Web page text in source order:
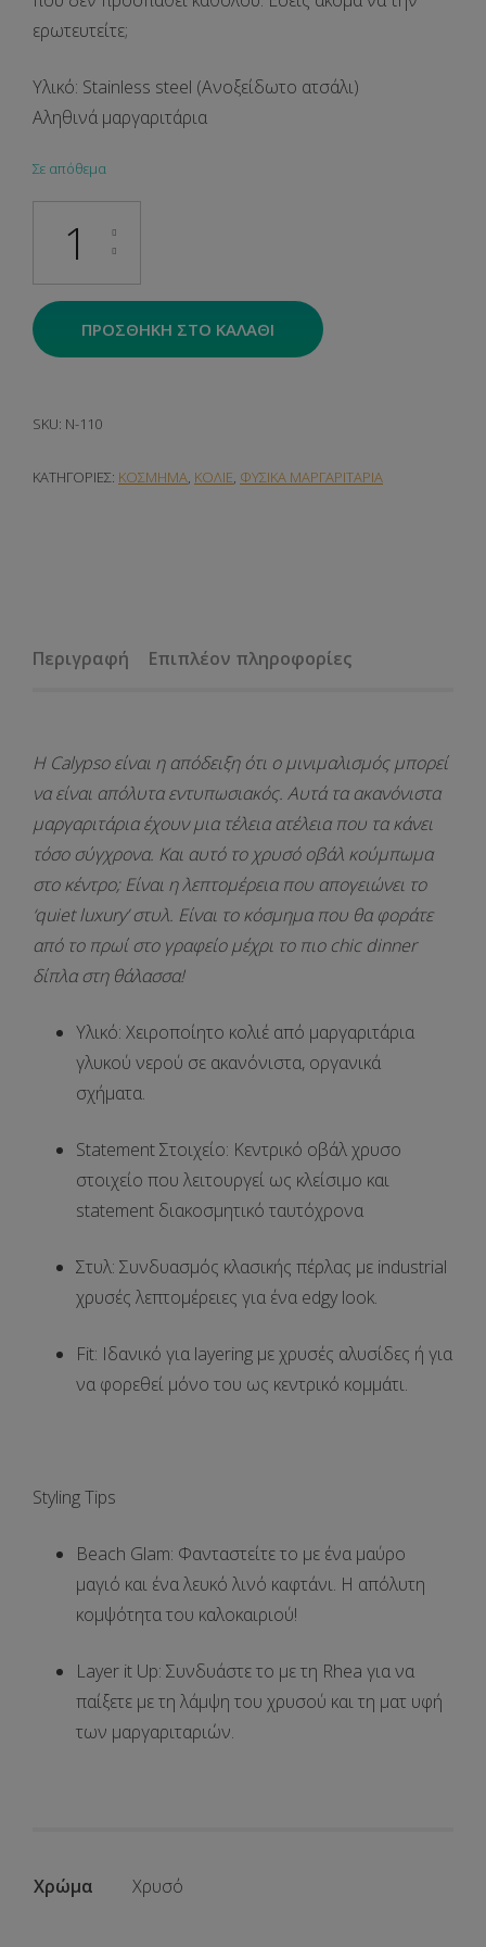
ερωτευτείτε;
Υλικό: Stainless steel (Ανοξείδωτο ατσάλι)
Αληθινά μαργαριτάρια
Σε απόθεμα
ΠΡΟΣΘΉΚΗ ΣΤΟ ΚΑΛΆΘΙ
SKU: N-110
ΚΑΤΗΓΟΡΊΕΣ: ΚΟΣΜΗΜΑ, ΚΟΛΙΕ, ΦΥΣΙΚΑ ΜΑΡΓΑΡΙΤΑΡΙΑ
Περιγραφή Επιπλέον πληροφορίες
Η Calypsoείναι η απόδειξη ότι ο μινιμαλισμός μπορεί
να είναι απόλυτα εντυπωσιακός. Αυτά ταακανόνιστα
μαργαριτάριαέχουν μια τέλεια ατέλεια που τα κάνει
τόσο σύγχρονα. Και αυτό το χρυσό οβάλ κούμπωμα
στο κέντρο; Είναι η λεπτομέρεια που απογειώνει το
‘quiet luxury’ στυλ. Είναι το κόσμημα που θα φοράτε
από το πρωί στο γραφείο μέχρι το πιο chic dinner
δίπλα στη θάλασσα!
Υλικό: Χειροποίητο κολιέ από μαργαριτάρια
γλυκού νερού σε ακανόνιστα, οργανικά
σχήματα.
Statement Στοιχείο: Κεντρικό οβάλ χρυσο
στοιχείο που λειτουργεί ως κλείσιμο και
statement διακοσμητικό ταυτόχρονα
Στυλ: Συνδυασμός κλασικής πέρλας με industrial
χρυσές λεπτομέρειες για ένα edgy look.
Fit: Ιδανικό για layering με χρυσές αλυσίδες ή για
να φορεθεί μόνο του ως κεντρικό κομμάτι.
Styling Tips
Beach Glam: Φανταστείτε το με ένα μαύρο
μαγιό και ένα λευκό λινό καφτάνι. Η απόλυτη
κομψότητα του καλοκαιριού!
Layer it Up: Συνδυάστε το με τη Rhea για να
παίξετε με τη λάμψη του χρυσού και τη ματ υφή
των μαργαριταριών.
Χρώμα Χρυσό